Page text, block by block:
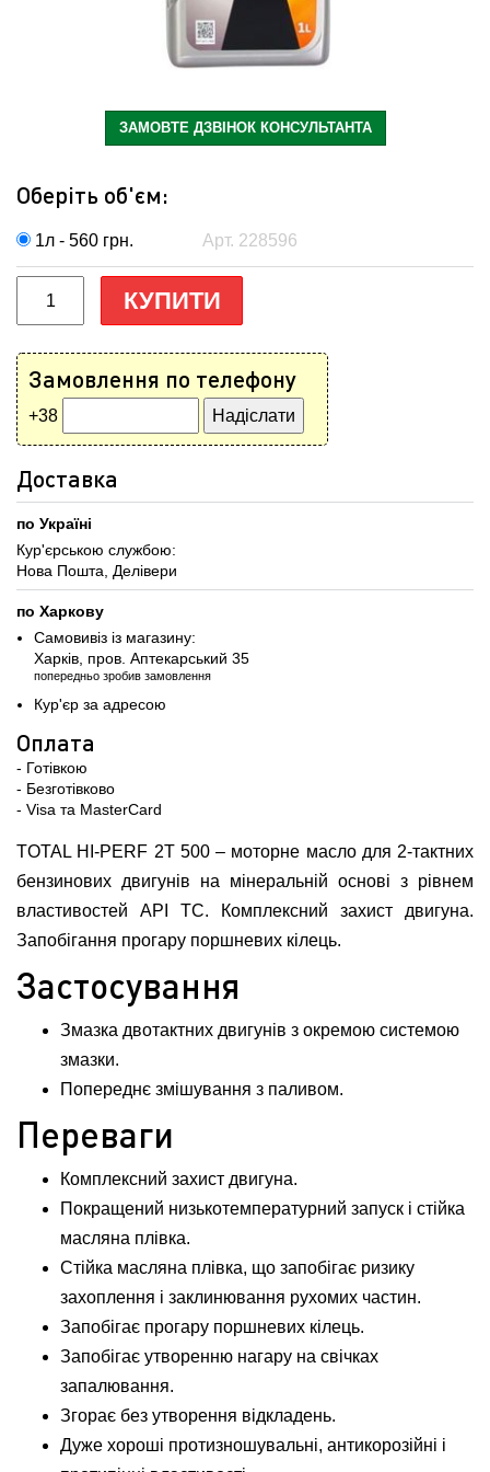
ЗАМОВТЕ ДЗВІНОК КОНСУЛЬТАНТА
Оберіть об'єм:
1л - 560 грн. Арт. 228596
КУПИТИ
Замовлення по телефону
+38
Доставка
по Україні
Кур'єрською службою:
Нова Пошта, Делівери
по Харкову
Самовивіз із магазину:
Харків, пров. Аптекарський 35
попередньо зробив замовлення
Кур'єр за адресою
Оплата
- Готівкою
- Безготівково
- Visa та MasterCard
TOTAL HI-PERF 2T 500 – моторне масло для 2-тактних
бензинових двигунів на мінеральній основі з рівнем
властивостей API TC. Комплексний захист двигуна.
Запобігання прогару поршневих кілець.
Застосування
Змазка двотактних двигунів з окремою системою
змазки.
Попереднє змішування з паливом.
Переваги
Комплексний захист двигуна.
Покращений низькотемпературний запуск і стійка
масляна плівка.
Стійка масляна плівка, що запобігає ризику
захоплення і заклинювання рухомих частин.
Запобігає прогару поршневих кілець.
Запобігає утворенню нагару на свічках
запалювання.
Згорає без утворення відкладень.
Дуже хороші протизношувальні, антикорозійні і